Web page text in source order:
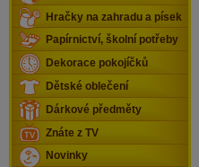
Hračky na zahradu a písek
Papírnictví, školní potřeby
Dekorace pokojíčků
Dětské oblečení
Dárkové předměty
Znáte z TV
Novinky